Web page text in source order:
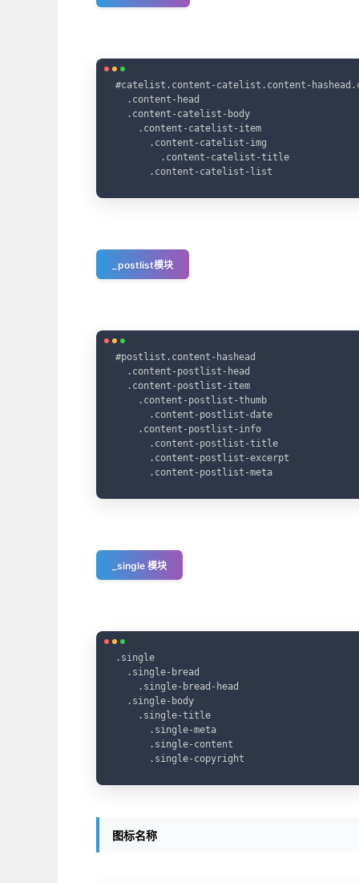
#catelist.content-catelist.content-
  .content-head
  .content-catelist-body
    .content-catelist-item
      .content-catelist-img
        .content-catelist-title
      .content-catelist-list
_postlist模块
#postlist.content-hashead
  .content-postlist-head
  .content-postlist-item
    .content-postlist-thumb
      .content-postlist-date
    .content-postlist-info
      .content-postlist-title
      .content-postlist-excerpt
      .content-postlist-meta
_single 模块
.single
  .single-bread
    .single-bread-head
  .single-body
    .single-title
      .single-meta
      .single-content
      .single-copyright
图标名称